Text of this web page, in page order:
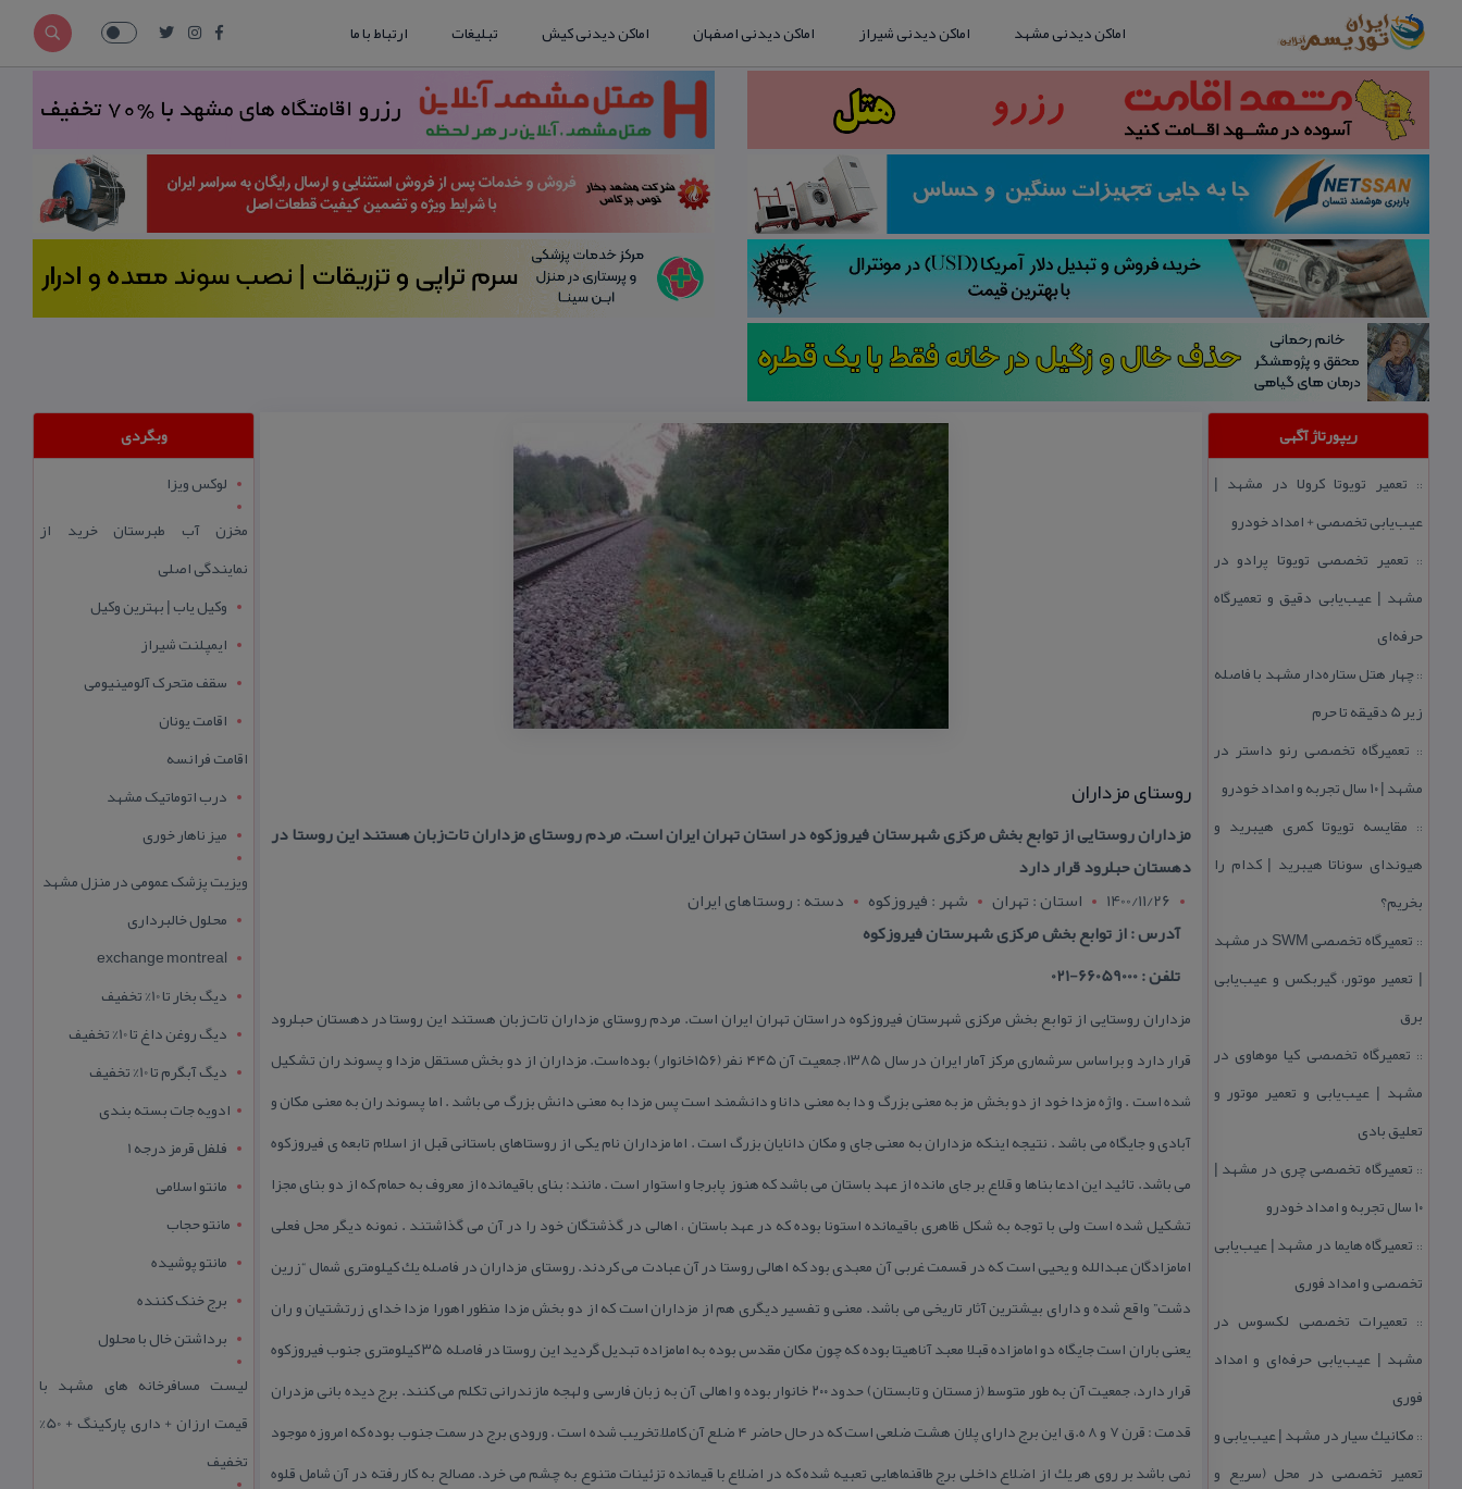
اماکن دیدنی مشهد اماکن دیدنی شیراز اماکن دیدنی اصفهان اماکن دیدنی کیش تبلیغات ارتباط با ما
ریپورتاژ آگهی
:: تعمیر تویوتا كرولا در مشهد |
عیب‌یابی تخصصی + امداد خودرو
:: تعمیر تخصصی تویوتا پرادو در
مشهد | عیب‌یابی دقیق و تعمیرگاه
حرفه‌ای
::چهار هتل‌ ستاره‌دار مشهد با فاصله
زیر 5 دقیقه تا حرم
:: تعمیرگاه تخصصی رنو داستر در
مشهد | ۱۰ سال تجربه و امداد خودرو
:: مقایسه تویوتا كمری هیبرید و
هیوندای سوناتا هیبرید | كدام را
بخریم؟
::
تعمیرگاه تخصصی SWM در مشهد
| تعمیر موتور، گیربكس و عیب‌یابی
برق
:: تعمیرگاه تخصصی كیا موهاوی در
مشهد | عیب‌یابی و تعمیر موتور و
تعلیق بادی
:: تعمیرگاه تخصصی چری در مشهد |
۱۰ سال تجربه و امداد خودرو
:: تعمیرگاه هایما در مشهد | عیب‌یابی
تخصصی و امداد فوری
:: تعمیرات تخصصی لكسوس در
مشهد | عیب‌یابی حرفه‌ای و امداد
فوری
:: مكانیك سیار در مشهد | عیب‌یابی و
تعمیر تخصصی در محل (سریع و
روستای مزداران
مزداران روستایی از توابع بخش مركزی شهرستان فیروزكوه در استان تهران ایران است. مردم روستای مزداران تات‌زبان هستند این روستا در
دهستان حبلرود قرار دارد
1400/11/26
استان : تهران شهر : فيروزکوه
دسته : روستاهای ایران
آدرس : از توابع بخش مركزی شهرستان فیروزكوه
تلفن : 66059000-021
مزداران روستایی از توابع بخش مركزی شهرستان فیروزكوه در استان تهران ایران است. مردم روستای مزداران تات‌زبان هستند این روستا در دهستان حبلرود
قرار دارد و براساس سرشماری مركز آمار ایران در سال ۱۳۸۵، جمعیت آن ۴۴۵ نفر (۱۵۶خانوار) بوده‌است. مزداران از دو بخش مستقل مزدا و پسوند ران تشكیل
شده است . واژه مزدا خود از دو بخش مز به معنی بزرگ و دا به معنی دانا و دانشمند است پس مزدا به معنی دانش بزرگ می باشد . اما پسوند ران به معنی مكان و
آبادی و جایگاه می باشد . نتیجه اینكه مزداران به معنی جای و مكان دانایان بزرگ است . اما مزداران نام یكی از روستاهای باستانی قبل از اسلام تابعه ی فیروزكوه
می باشد. تائید این ادعا بناها و قلاع بر جای مانده از عهد باستان می باشد كه هنوز پابرجا و استوار است . مانند: بنای باقیمانده از معروف به حمام كه از دو بنای مجزا
تشكیل شده است ولی با توجه به شكل ظاهری باقیمانده استونا بوده كه در عهد باستان ، اهالی در گذشتگان خود را در آن می گذاشتند . نمونه دیگر محل فعلی
امامزادگان عبدالله و یحیی است كه در قسمت غربی آن معبدی بود كه اهالی روستا در آن عبادت می كردند. روستای مزداران در فاصله یك كیلومتری شمال “زرین
دشت” واقع شده و دارای بیشترین آثار تاریخی می باشد. معنی و تفسیر دیگری هم از مزداران است كه از دو بخش مزدا منظور اهورا مزدا خدای زرتشتیان و ران
یعنی باران است جایگاه دو امامزاده قبلا معبد آناهیتا بوده كه چون مكان مقدس بوده به امامزاده تبدیل گردید این روستا در فاصله ۳۵ كیلومتری جنوب فیروزكوه
قرار دارد، جمعیت آن به طور متوسط (زمستان و تابستان) حدود ۲۰۰ خانوار بوده و اهالی آن به زبان فارسی و لهجه مازندرانی تكلم می كنند. برج دیده بانی مزدران
قدمت : قرن ۷ و ۸ ه.ق این برج دارای پلان هشت ضلعی است كه در حال حاضر ۴ ضلع آن كاملاً تخریب شده است . ورودی برج در سمت جنوب بوده كه امروزه موجود
نمی باشد بر روی هر یك از اضلاع داخلی برج طاقنماهایی تعبیه شده كه در اضلاع با قیمانده تزئینات متنوع به چشم می خرد. مصالح به كار رفته در آن شامل قلوه
وبگردی
لوکس ویزا
مخزن آب طبرستان خرید از
نمایندگی اصلی
وکیل یاب | بهترین وکیل
ایمپلنت شیراز
سقف متحرک آلومینیومی
اقامت یونان
اقامت فرانسه
درب اتوماتیک مشهد
میز ناهار خوری
ویزیت پزشک عمومی در منزل مشهد
محلول خالبرداری
exchange montreal
دیگ بخار تا 10% تخفیف
دیگ روغن داغ تا 10% تخفیف
دیگ آبگرم تا 10% تخفیف
ادویه جات بسته بندی
فلفل قرمز درجه 1
مانتو اسلامی
مانتو حجاب
مانتو پوشیده
برج خنک کننده
برداشتن خال با محلول
لیست مسافرخانه های مشهد با
قیمت ارزان + داری پارکینگ + 50%
تخفیف